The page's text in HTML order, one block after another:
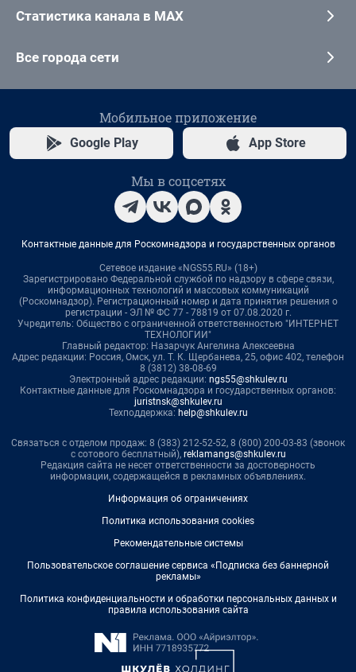
Статистика канала в MAX
Все города сети
Мобильное приложение
Google Play App Store
Мы в соцсетях
Контактные данные для Роскомнадзора и государственных органов
Сетевое издание «NGS55.RU» (18+)
Зарегистрировано Федеральной службой по надзору в сфере связи,
информационных технологий и массовых коммуникаций
(Роскомнадзор). Регистрационный номер и дата принятия решения о
регистрации - ЭЛ № ФС 77 - 78819 от 07.08.2020 г.
Учредитель: Общество с ограниченной ответственностью "ИНТЕРНЕТ
ТЕХНОЛОГИИ"
Главный редактор: Назарчук Ангелина Алексеевна
Адрес редакции: Россия, Омск, ул. Т. К. Щербанева, 25, офис 402, телефон
8 (3812) 38-08-69
Электронный адрес редакции: ngs55@shkulev.ru
Контактные данные для Роскомнадзора и государственных органов:
juristnsk@shkulev.ru
Техподдержка: help@shkulev.ru
Связаться с отделом продаж: 8 (383) 212-52-52, 8 (800) 200-03-83 (звонок
с сотового бесплатный), reklamangs@shkulev.ru
Редакция сайта не несет ответственности за достоверность
информации, содержащейся в рекламных объявлениях.
Информация об ограничениях
Политика использования cookies
Рекомендательные системы
Пользовательское соглашение сервиса «Подписка без баннерной
рекламы»
Политика конфиденциальности и обработки персональных данных и
правила использования сайта